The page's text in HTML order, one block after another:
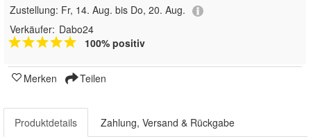
Zustellung: Fr, 14. Aug. bis Do, 20. Aug.
Verkäufer: Dabo24
100% positiv
Merken Teilen
Produktdetails Zahlung, Versand & Rückgabe